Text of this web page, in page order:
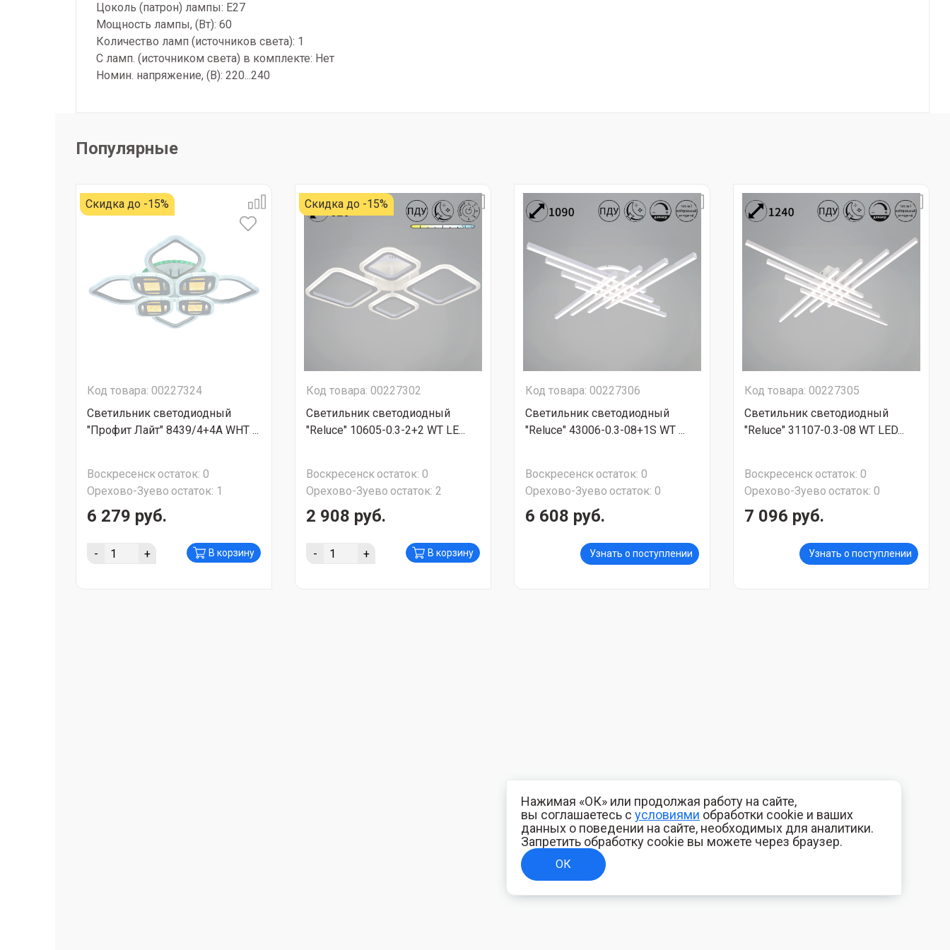
Цоколь (патрон) лампы: E27
Мощность лампы, (Вт): 60
Количество ламп (источников света): 1
С ламп. (источником света) в комплекте: Нет
Номин. напряжение, (В): 220...240
Популярные
Скидка до -15%
Код товара: 00227324
Светильник светодиодный
"Профит Лайт" 8439/4+4A WHT ...
Воскресенскостаток: 0
Орехово-Зуево остаток: 1
6 279 руб.
- + В корзину
Скидка до -15%
Код товара: 00227302
Светильник светодиодный
"Reluce" 10605-0.3-2+2 WT LE...
Воскресенскостаток: 0
Орехово-Зуево остаток: 2
2 908 руб.
- + В корзину
Код товара: 00227306
Светильник светодиодный
"Reluce" 43006-0.3-08+1S WT ...
Воскресенскостаток: 0
Орехово-Зуево остаток: 0
6 608 руб.
Узнать о поступлении
Код товара: 00227305
Светильник светодиодный
"Reluce" 31107-0.3-08 WT LED...
Воскресенскостаток: 0
Орехово-Зуево остаток: 0
7 096 руб.
Узнать о поступлении
Нажимая «ОК» или продолжая работу на сайте,
вы соглашаетесь с условиями обработки cookie и ваших
данных о поведении на сайте, необходимых для аналитики.
Запретить обработку cookie вы можете через браузер.
ОК